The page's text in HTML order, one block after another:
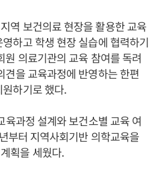
역 보건의료 현장을 활용한 교육
하고 학생 현장 실습에 협력하기
원 의료기관의 교육 참여를 독려
견을 교육과정에 반영하는 한편
하기로 했다.
육과정 설계와 보건소별 교육 여
부터 지역사회기반 의학교육을
획을 세웠다.